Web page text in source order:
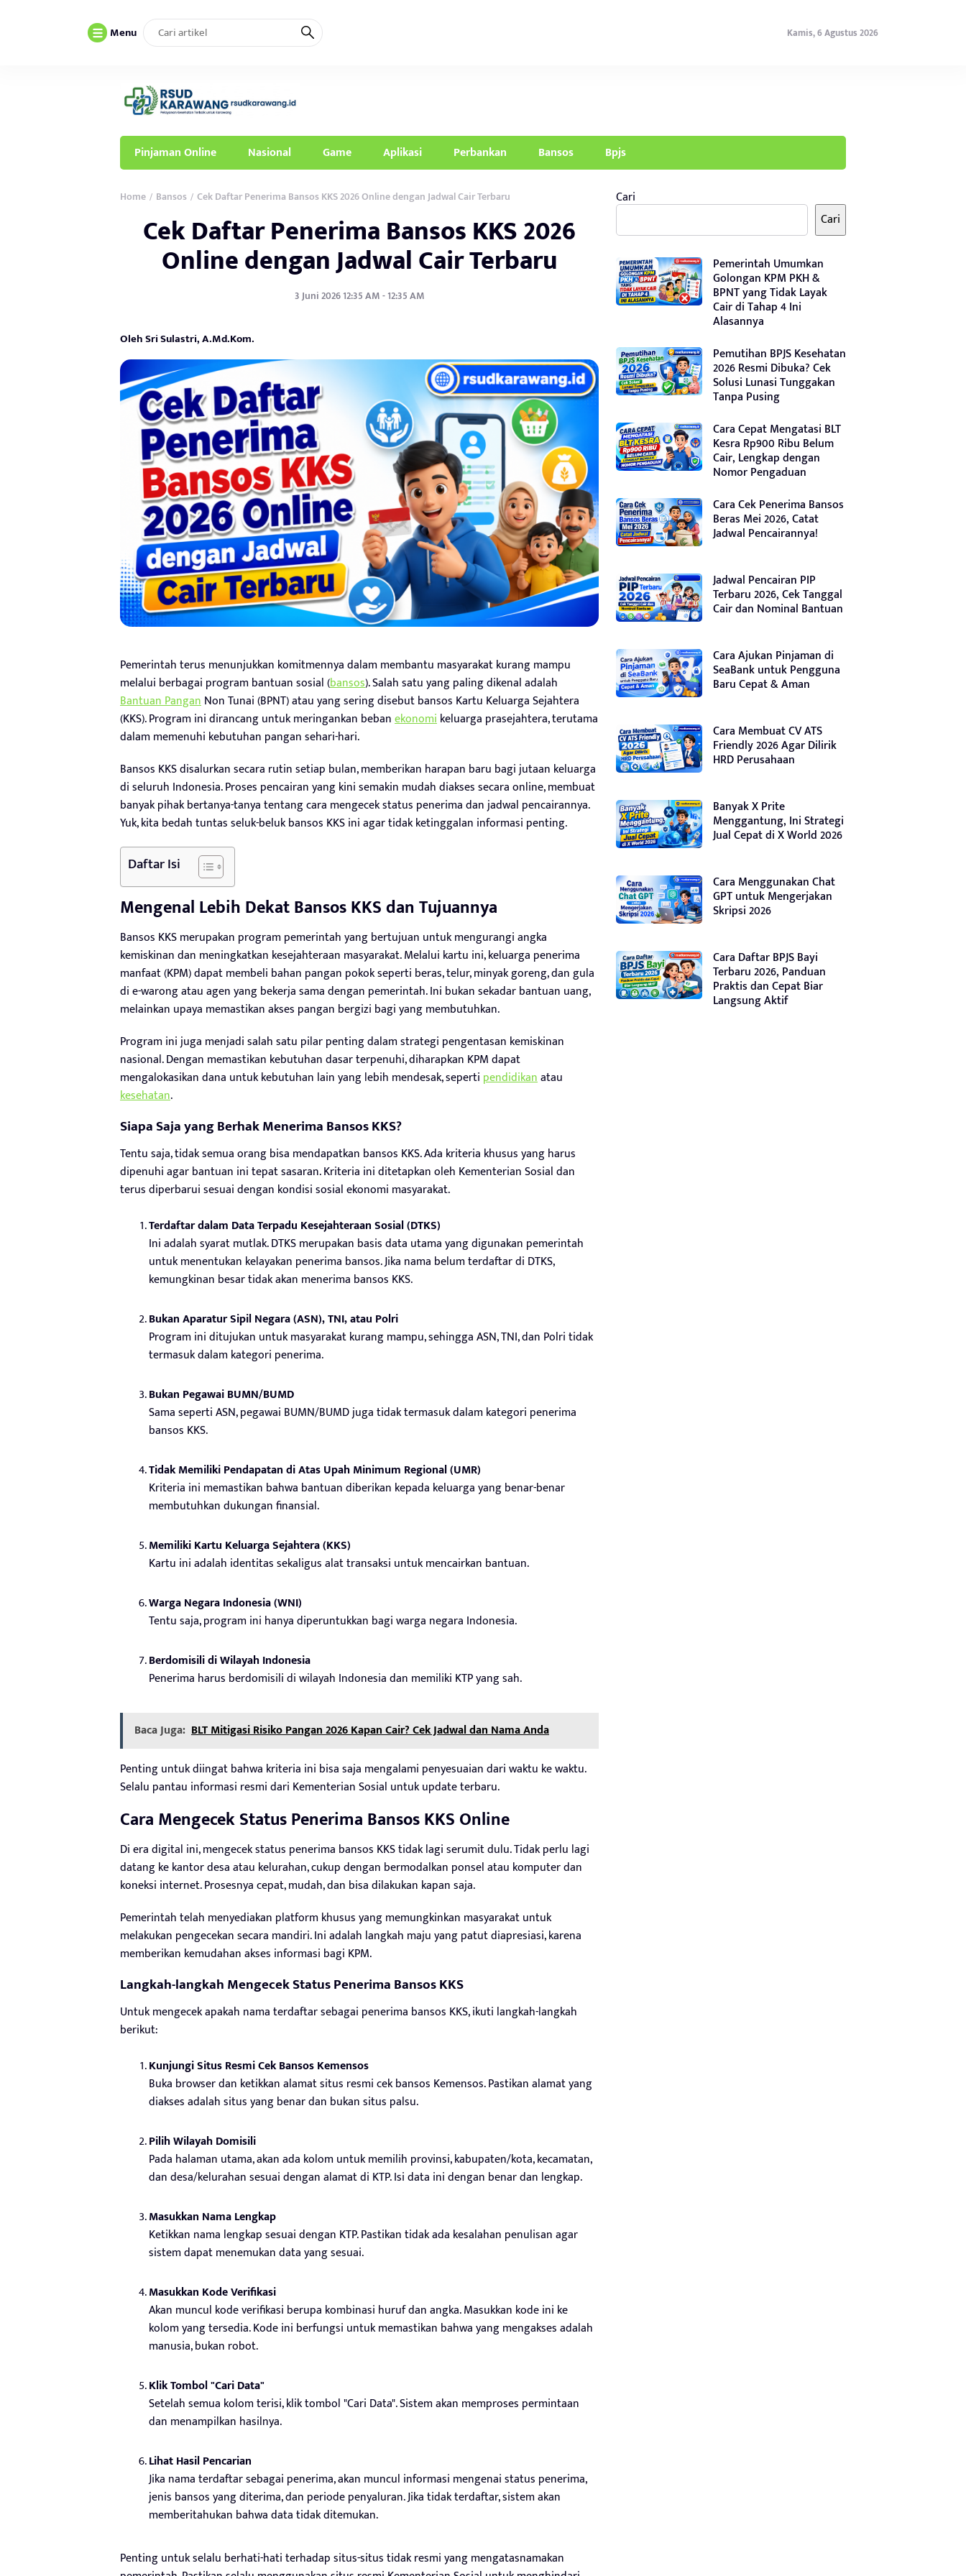
Menu Kamis, 6 Agustus 2026
Pinjaman Online Nasional Game Aplikasi Perbankan Bansos Bpjs
Home / Bansos / Cek Daftar Penerima Bansos KKS 2026 Online dengan Jadwal Cair Terbaru
Cek Daftar Penerima Bansos KKS 2026
Online dengan Jadwal Cair Terbaru
3 Juni 2026 12:35 AM - 12:35 AM
Oleh Sri Sulastri, A.Md.Kom.
Pemerintah terus menunjukkan komitmennya dalam membantu masyarakat kurang mampu
melalui berbagai program bantuan sosial (bansos). Salah satu yang paling dikenal adalah
Bantuan PanganNon Tunai (BPNT) atau yang sering disebut bansos Kartu Keluarga Sejahtera
(KKS). Program ini dirancang untuk meringankan bebanekonomikeluarga prasejahtera, terutama
dalam memenuhi kebutuhan pangan sehari-hari.
Bansos KKS disalurkan secara rutin setiap bulan, memberikan harapan baru bagi jutaan keluarga
di seluruh Indonesia. Proses pencairan yang kini semakin mudah diakses secara online, membuat
banyak pihak bertanya-tanya tentang cara mengecek status penerima dan jadwal pencairannya.
Yuk, kita bedah tuntas seluk-beluk bansos KKS ini agar tidak ketinggalan informasi penting.
Daftar Isi
Mengenal Lebih Dekat Bansos KKS dan Tujuannya
Bansos KKS merupakan program pemerintah yang bertujuan untuk mengurangi angka
kemiskinan dan meningkatkan kesejahteraan masyarakat. Melalui kartu ini, keluarga penerima
manfaat (KPM) dapat membeli bahan pangan pokok seperti beras, telur, minyak goreng, dan gula
di e-warong atau agen yang bekerja sama dengan pemerintah. Ini bukan sekadar bantuan uang,
melainkan upaya memastikan akses pangan bergizi bagi yang membutuhkan.
Program ini juga menjadi salah satu pilar penting dalam strategi pengentasan kemiskinan
nasional. Dengan memastikan kebutuhan dasar terpenuhi, diharapkan KPM dapat
mengalokasikan dana untuk kebutuhan lain yang lebih mendesak, seperti pendidikanatau
kesehatan.
Siapa Saja yang Berhak Menerima Bansos KKS?
Tentu saja, tidak semua orang bisa mendapatkan bansos KKS. Ada kriteria khusus yang harus
dipenuhi agar bantuan ini tepat sasaran. Kriteria ini ditetapkan oleh Kementerian Sosial dan
terus diperbarui sesuai dengan kondisi sosial ekonomi masyarakat.
Terdaftar dalam Data Terpadu Kesejahteraan Sosial (DTKS)
Ini adalah syarat mutlak. DTKS merupakan basis data utama yang digunakan pemerintah
untuk menentukan kelayakan penerima bansos. Jika nama belum terdaftar di DTKS,
kemungkinan besar tidak akan menerima bansos KKS.
Bukan Aparatur Sipil Negara (ASN), TNI, atau Polri
Program ini ditujukan untuk masyarakat kurang mampu, sehingga ASN, TNI, dan Polri tidak
termasuk dalam kategori penerima.
Bukan Pegawai BUMN/BUMD
Sama seperti ASN, pegawai BUMN/BUMD juga tidak termasuk dalam kategori penerima
bansos KKS.
Tidak Memiliki Pendapatan di Atas Upah Minimum Regional (UMR)
Kriteria ini memastikan bahwa bantuan diberikan kepada keluarga yang benar-benar
membutuhkan dukungan finansial.
Memiliki Kartu Keluarga Sejahtera (KKS)
Kartu ini adalah identitas sekaligus alat transaksi untuk mencairkan bantuan.
Warga Negara Indonesia (WNI)
Tentu saja, program ini hanya diperuntukkan bagi warga negara Indonesia.
Berdomisili di Wilayah Indonesia
Penerima harus berdomisili di wilayah Indonesia dan memiliki KTP yang sah.
Baca Juga: BLT Mitigasi Risiko Pangan 2026 Kapan Cair? Cek Jadwal dan Nama Anda
Penting untuk diingat bahwa kriteria ini bisa saja mengalami penyesuaian dari waktu ke waktu.
Selalu pantau informasi resmi dari Kementerian Sosial untuk update terbaru.
Cara Mengecek Status Penerima Bansos KKS Online
Di era digital ini, mengecek status penerima bansos KKS tidak lagi serumit dulu. Tidak perlu lagi
datang ke kantor desa atau kelurahan, cukup dengan bermodalkan ponsel atau komputer dan
koneksi internet. Prosesnya cepat, mudah, dan bisa dilakukan kapan saja.
Pemerintah telah menyediakan platform khusus yang memungkinkan masyarakat untuk
melakukan pengecekan secara mandiri. Ini adalah langkah maju yang patut diapresiasi, karena
memberikan kemudahan akses informasi bagi KPM.
Langkah-langkah Mengecek Status Penerima Bansos KKS
Untuk mengecek apakah nama terdaftar sebagai penerima bansos KKS, ikuti langkah-langkah
berikut:
Kunjungi Situs Resmi Cek Bansos Kemensos
Buka browser dan ketikkan alamat situs resmi cek bansos Kemensos. Pastikan alamat yang
diakses adalah situs yang benar dan bukan situs palsu.
Pilih Wilayah Domisili
Pada halaman utama, akan ada kolom untuk memilih provinsi, kabupaten/kota, kecamatan,
dan desa/kelurahan sesuai dengan alamat di KTP. Isi data ini dengan benar dan lengkap.
Masukkan Nama Lengkap
Ketikkan nama lengkap sesuai dengan KTP. Pastikan tidak ada kesalahan penulisan agar
sistem dapat menemukan data yang sesuai.
Masukkan Kode Verifikasi
Akan muncul kode verifikasi berupa kombinasi huruf dan angka. Masukkan kode ini ke
kolom yang tersedia. Kode ini berfungsi untuk memastikan bahwa yang mengakses adalah
manusia, bukan robot.
Klik Tombol "Cari Data"
Setelah semua kolom terisi, klik tombol "Cari Data". Sistem akan memproses permintaan
dan menampilkan hasilnya.
Lihat Hasil Pencarian
Jika nama terdaftar sebagai penerima, akan muncul informasi mengenai status penerima,
jenis bansos yang diterima, dan periode penyaluran. Jika tidak terdaftar, sistem akan
memberitahukan bahwa data tidak ditemukan.
Penting untuk selalu berhati-hati terhadap situs-situs tidak resmi yang mengatasnamakan
Cari
Cari
Pemerintah Umumkan
Golongan KPM PKH &
BPNT yang Tidak Layak
Cair di Tahap 4 Ini
Alasannya
Pemutihan BPJS Kesehatan
2026 Resmi Dibuka? Cek
Solusi Lunasi Tunggakan
Tanpa Pusing
Cara Cepat Mengatasi BLT
Kesra Rp900 Ribu Belum
Cair, Lengkap dengan
Nomor Pengaduan
Cara Cek Penerima Bansos
Beras Mei 2026, Catat
Jadwal Pencairannya!
Jadwal Pencairan PIP
Terbaru 2026, Cek Tanggal
Cair dan Nominal Bantuan
Cara Ajukan Pinjaman di
SeaBank untuk Pengguna
Baru Cepat & Aman
Cara Membuat CV ATS
Friendly 2026 Agar Dilirik
HRD Perusahaan
Banyak X Prite
Menggantung, Ini Strategi
Jual Cepat di X World 2026
Cara Menggunakan Chat
GPT untuk Mengerjakan
Skripsi 2026
Cara Daftar BPJS Bayi
Terbaru 2026, Panduan
Praktis dan Cepat Biar
Langsung Aktif